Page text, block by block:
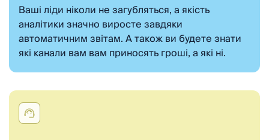
Ваші ліди ніколи не загубляться, а якість
аналітики значно виросте завдяки
автоматичним звітам. А також ви будете знати
які канали вам вам приносять гроші, а які ні.